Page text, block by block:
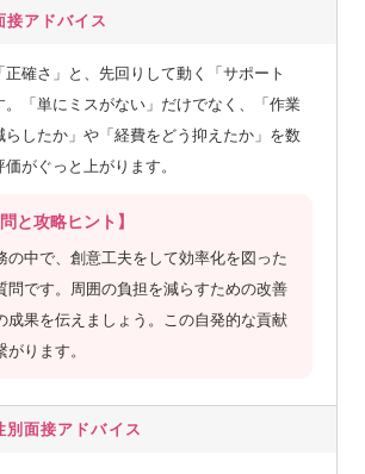
接アドバイス
正確さ」と、先回りして動く「サポート
。「単にミスがない」だけでなく、「作業
らしたか」や「経費をどう抑えたか」を数
がぐっと上がります。
と攻略ヒント】
の中で、創意工夫をして効率化を図った
問です。周囲の負担を減らすための改善
成果を伝えましょう。この自発的な貢献
ります。
別面接アドバイス